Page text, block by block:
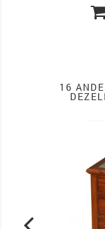
16